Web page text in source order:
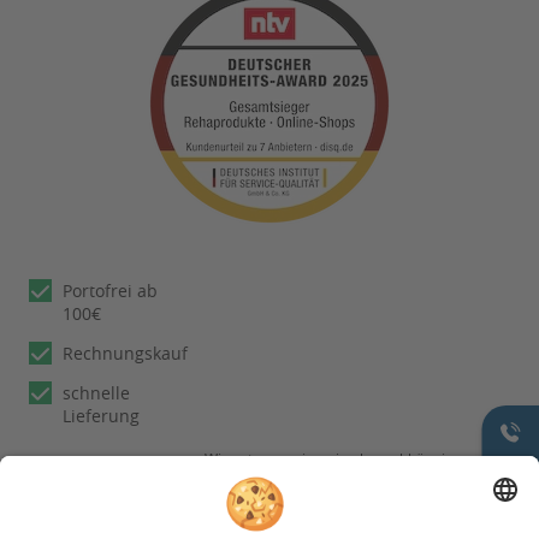
Portofrei ab
100€
Rechnungskauf
schnelle
Lieferung
Wir nutzen reviews.io als unabhängigen
Dienstleister für die Einholung von
Bewertungen. Erfahren Sie mehr unter
unserenInformationen zu